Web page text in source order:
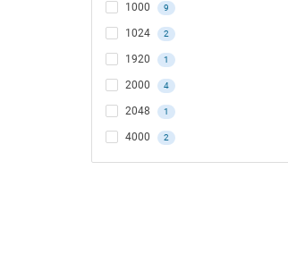
1000 9
1024 2
1920 1
2000 4
2048 1
4000 2